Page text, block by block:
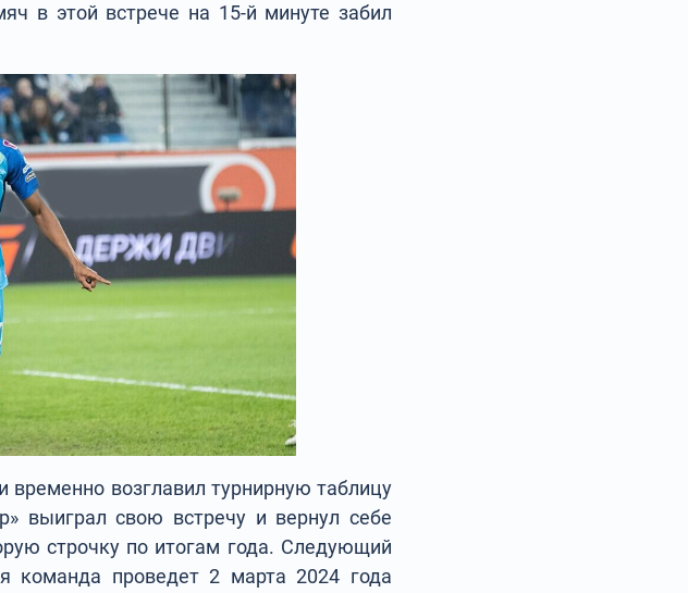
в этой встрече на 15-й минуте забил
временно возглавил турнирную таблицу
выиграл свою встречу и вернул себе
строчку по итогам года. Следующий
команда проведет 2 марта 2024 года